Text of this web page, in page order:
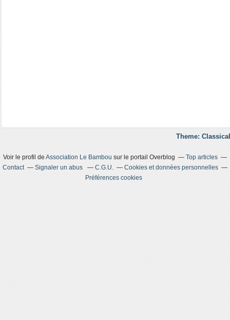
Theme:
Voir le profil de Association Le Bambou sur le portail Overblog
Top articles
Contact
Signaler un abus C.G.U.
Cookies et données personnelles
Préférences cookies